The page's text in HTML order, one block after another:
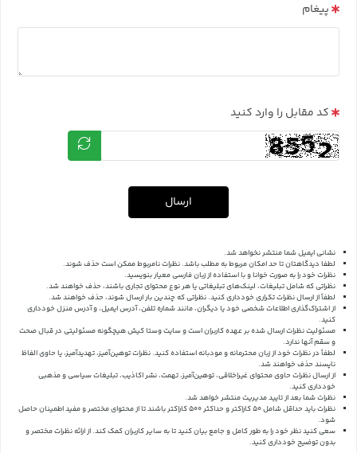
پیغام
کد مقابل را وارد کنید
ارسال
نشانی ایمیل شما منتشر نخواهد شد.
لطفا دیدگاهتان تا حد امکان مربوط به مطلب باشد. نظرات نامربوط ممکن است حذف شوند.
نظرات خود را به صورت خوانا و با استفاده از زبان فارسی معیار بنویسید.
نظراتی که شامل تبلیغات، لینک‌های تبلیغاتی یا هر نوع محتوای تجاری باشند، حذف خواهند شد.
لطفاً از ارسال نظرات تکراری خودداری کنید. نظراتی که چندین بار ارسال شوند، حذف خواهند شد.
از اشتراک‌گذاری اطلاعات شخصی خود یا دیگران، مانند شماره تلفن، آدرس ایمیل، و آدرس منزل خودداری
کنید.
مسئولیت نظرات ارسال شده بر عهده کاربران است و سایت وستا کیش هیچگونه مسئولیتی در قبال صحت
و سقم آنها ندارد.
لطفاً در نظرات خود از زبان محترمانه و مودبانه استفاده کنید. نظرات توهین‌آمیز، تهدیدآمیز، یا حاوی الفاظ
ناپسند حذف خواهند شد.
از ارسال نظرات حاوی محتوای غیراخلاقی، توهین‌آمیز، تهمت، نشر اکاذیب، تبلیغات سیاسی و مذهبی
خودداری کنید.
نظرات شما بعد از تایید مدیریت منتشر خواهد شد.
نظرات باید حداقل شامل 50 کاراکتر و حداکثر 500 کاراکتر باشند تا از محتوای مختصر و مفید اطمینان حاصل
شود.
سعی کنید نظر خود را به طور کامل و جامع بیان کنید تا به سایر کاربران کمک کند.از ارائه نظرات مختصر و
بدون توضیح خودداری کنید.